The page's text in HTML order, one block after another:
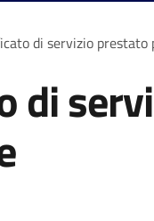
di servizio prestato
di